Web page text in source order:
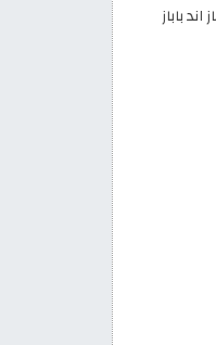
باباز